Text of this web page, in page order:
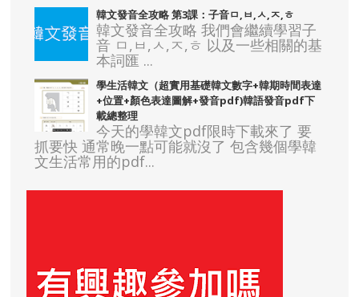
韓文發音全攻略 第3課：子音ㅁ,ㅂ,ㅅ,ㅈ,ㅎ
韓文發音全攻略 我們會繼續學習子
音 ㅁ,ㅂ,ㅅ,ㅈ,ㅎ 以及一些相關的基
本詞匯 ...
學生活韓文（超實用基礎韓文數字+韓期時間表達
+位置+顏色表達圖解+發音pdf)韓語發音pdf下
載總整理
今天的學韓文pdf限時下載來了 要
抓要快 通常晚一點可能就沒了 包含幾個學韓
文生活常用的pdf...